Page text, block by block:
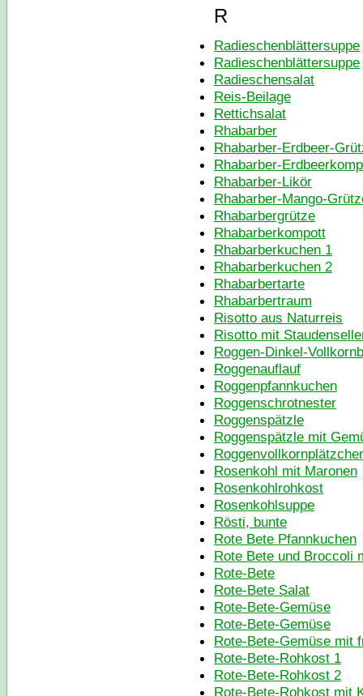
R
Radieschenblättersuppe
Radieschenblättersuppe
Radieschensalat
Reis-Beilage
Rettichsalat
Rhabarber
Rhabarber-Erdbeer-
Rhabarber-
Rhabarber-Likör
Rhabarber-Mango-
Rhabarbergrütze
Rhabarberkompott
Rhabarberkuchen 1
Rhabarberkuchen 2
Rhabarbertarte
Rhabarbertraum
Risotto aus Naturreis
Risotto mit
Roggen-Dinkel-
Roggenauflauf
Roggenpfannkuchen
Roggenschrotnester
Roggenspätzle
Roggenspätzle mit
Rosenkohl mit Maronen
Rosenkohlrohkost
Rosenkohlsuppe
Rösti, bunte
Rote Bete Pfannkuchen
Rote Bete und Broccoli
Rote-Bete
Rote-Bete Salat
Rote-Bete-Gemüse
Rote-Bete-Gemüse
Rote-Bete-Gemüse mit
Rote-Bete-Rohkost 1
Rote-Bete-Rohkost 2
Rote-Bete-Rohkost mit